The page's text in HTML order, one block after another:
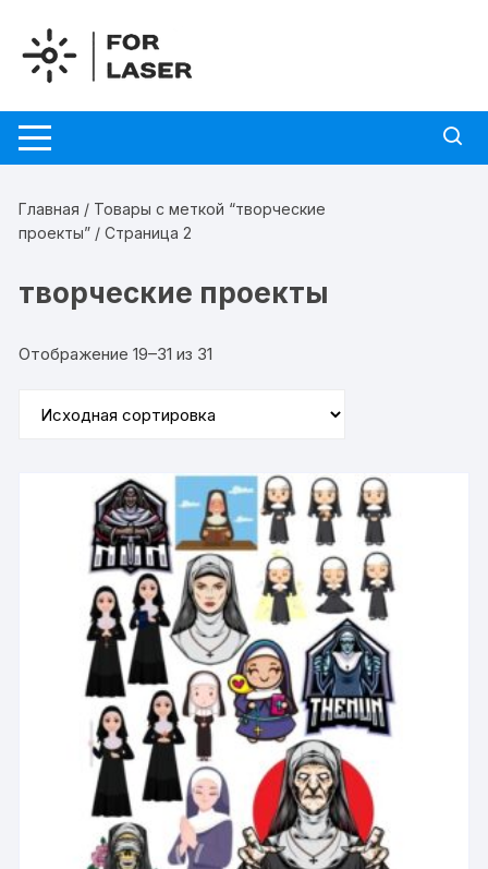
содержимому
Главная / Товары с меткой “творческие
проекты” / Страница 2
творческие проекты
Отображение 19–31 из 31